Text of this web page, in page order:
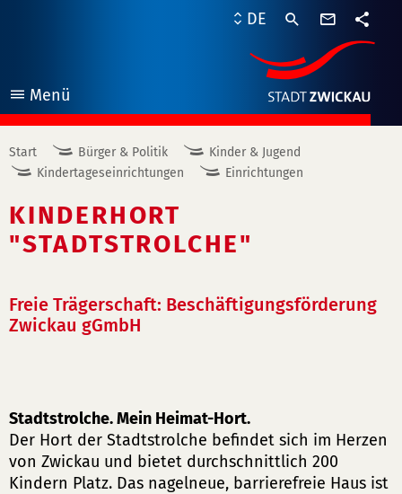
Menü
öffnen
DE
Start Bürger & Politik
Kinder & Jugend
Kindertageseinrichtungen
Einrichtungen
KINDERHORT
"STADTSTROLCHE"
Freie Trägerschaft: Beschäftigungsförderung
Zwickau gGmbH
Stadtstrolche. Mein Heimat-Hort.
Der Hort der Stadtstrolche befindet sich im Herzen
von Zwickau und bietet durchschnittlich 200
Kindern Platz. Das nagelneue, barrierefreie Haus ist